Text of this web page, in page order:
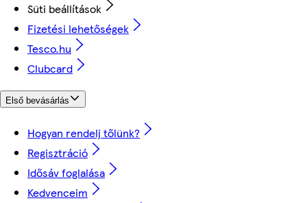
Süti beállítások
Fizetési lehetőségek
Tesco.hu
Clubcard
Első bevásárlás
Hogyan rendelj tőlünk?
Regisztráció
Idősáv foglalása
Kedvenceim